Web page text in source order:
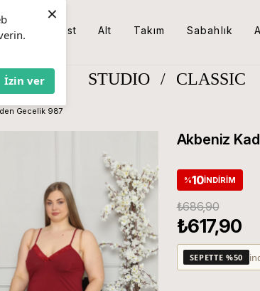
İzin ver
×
Üst Alt Takım Sabahlık
STUDIO / CLASSIC
Gecelik 987
Akbeniz
%10İNDIRIM
₺686,90
₺617,90
SEPETTE %50